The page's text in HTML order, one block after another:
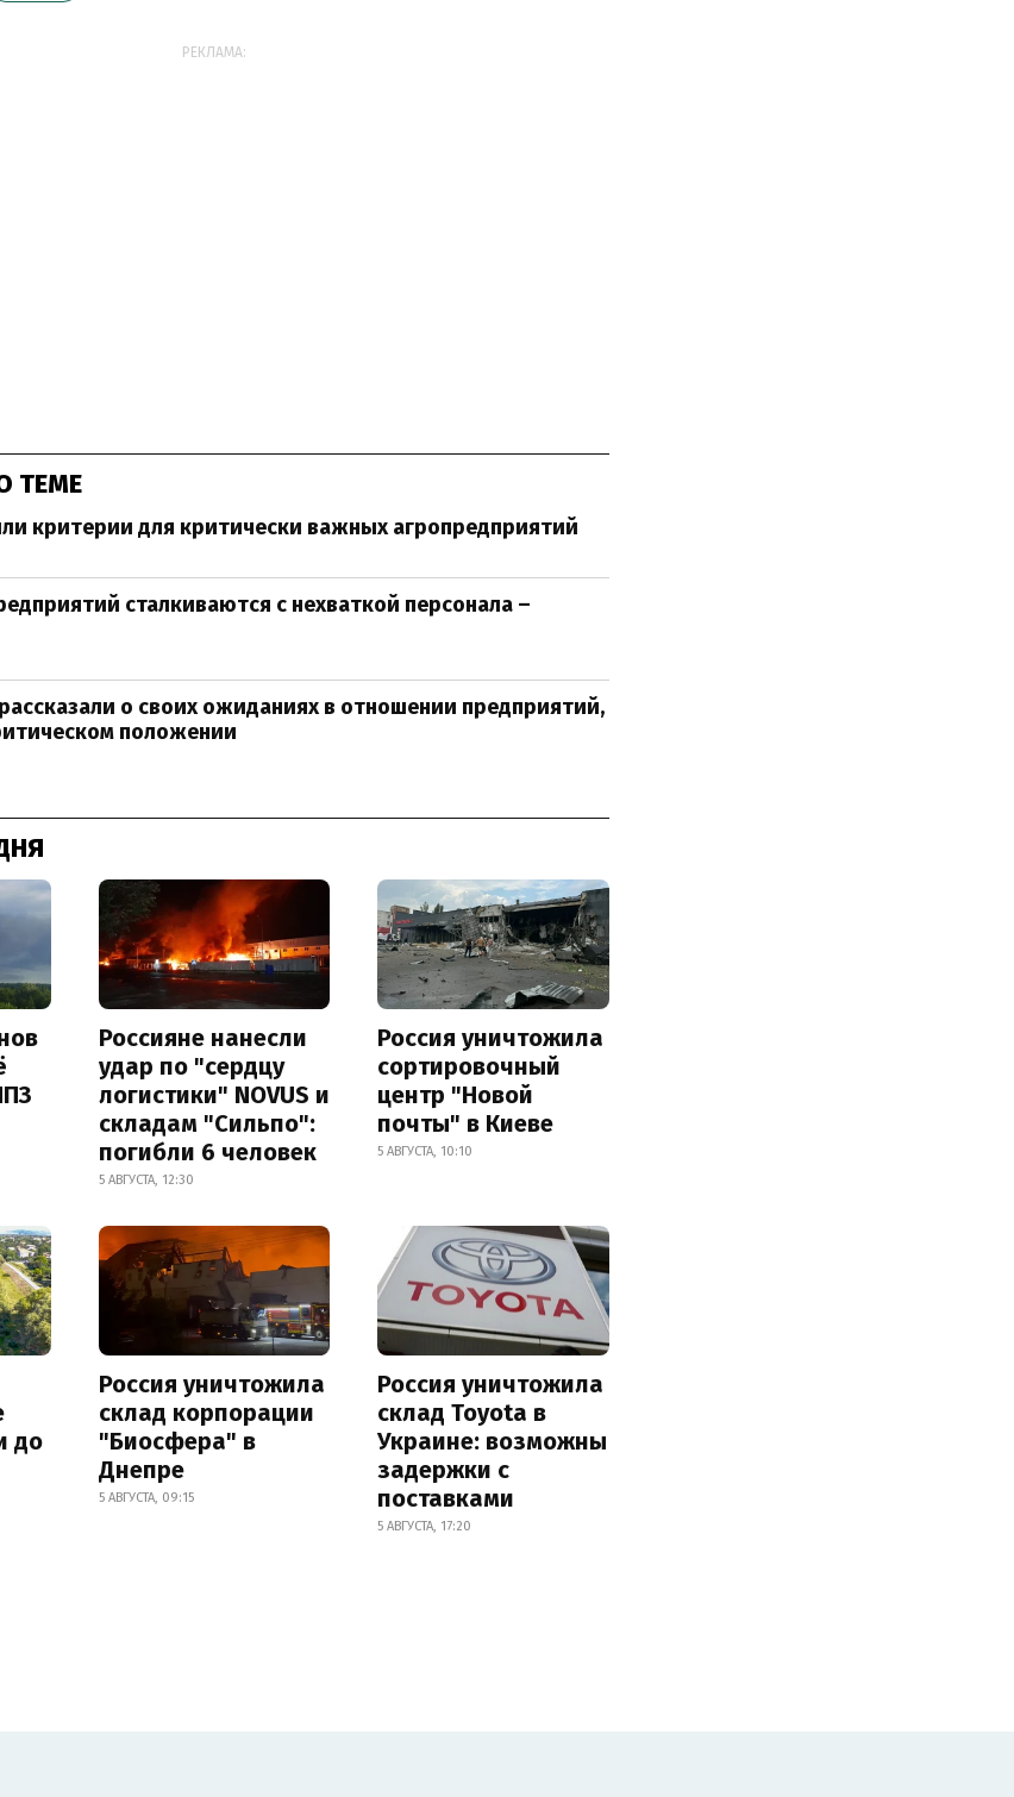
РЕКЛАМА:
ТЕМЕ
критерии для критически важных агропредприятий
сталкиваются с нехваткой персонала –
о своих ожиданиях в отношении предприятий,
положении
Россияне нанесли
удар по "сердцу
логистики" NOVUS и
складам "Сильпо":
погибли 6 человек
5 АВГУСТА, 12:30
Россия уничтожила
сортировочный
центр "Новой
почты" в Киеве
5 АВГУСТА, 10:10
до
Россия уничтожила
склад корпорации
"Биосфера" в
Днепре
5 АВГУСТА, 09:15
Россия уничтожила
склад Toyota в
Украине: возможны
задержки с
поставками
5 АВГУСТА, 17:20